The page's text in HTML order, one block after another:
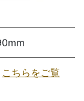
こちらをご覧